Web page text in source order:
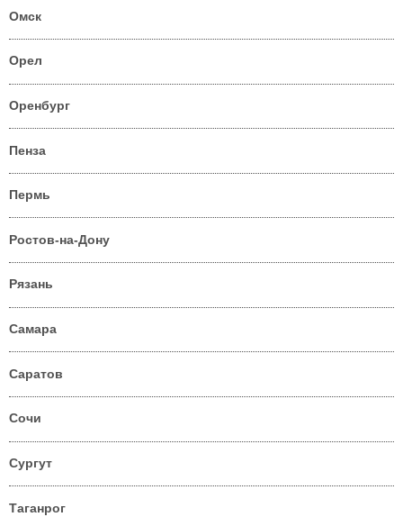
Омск
Орел
Оренбург
Пенза
Пермь
Ростов-на-Дону
Рязань
Самара
Саратов
Сочи
Сургут
Таганрог